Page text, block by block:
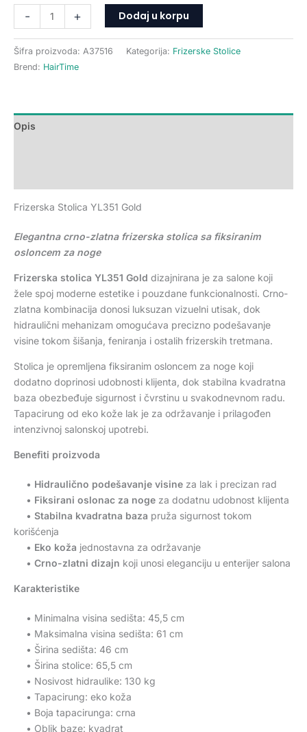
- + Dodaj u korpu
Šifra proizvoda: A37516 Kategorija: Frizerske Stolice
Brend: HairTime
Opis
Frizerska Stolica YL351 Gold
Elegantna crno-zlatna frizerska stolica sa fiksiranim
osloncem za noge
Frizerska stolica YL351 Gold dizajnirana je za salone koji
žele spoj moderne estetike i pouzdane funkcionalnosti. Crno-
zlatna kombinacija donosi luksuzan vizuelni utisak, dok
hidraulični mehanizam omogućava precizno podešavanje
visine tokom šišanja, feniranja i ostalih frizerskih tretmana.
Stolica je opremljena fiksiranim osloncem za noge koji
dodatno doprinosi udobnosti klijenta, dok stabilna kvadratna
baza obezbeđuje sigurnost i čvrstinu u svakodnevnom radu.
Tapacirung od eko kože lak je za održavanje i prilagođen
intenzivnoj salonskoj upotrebi.
Benefiti proizvoda
• Hidraulično podešavanje visine za lak i precizan rad
• Fiksirani oslonac za noge za dodatnu udobnost klijenta
• Stabilna kvadratna baza pruža sigurnost tokom
korišćenja
• Eko koža jednostavna za održavanje
• Crno-zlatni dizajn koji unosi eleganciju u enterijer salona
Karakteristike
• Minimalna visina sedišta: 45,5 cm
• Maksimalna visina sedišta: 61 cm
• Širina sedišta: 46 cm
• Širina stolice: 65,5 cm
• Nosivost hidraulike: 130 kg
• Tapacirung: eko koža
• Boja tapacirunga: crna
• Oblik baze: kvadrat